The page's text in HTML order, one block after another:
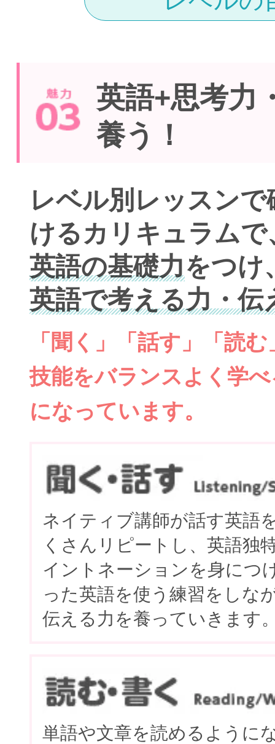
英語+思考力
養う！
レベル別レッスン
けるカリキュラムで
英語の基礎力をつけ
英語で考える力・伝
「聞く」「話す」「読
技能をバランスよく学
になっています。
ネイティブ講師が話す英語
くさんリピートし、英語独
イントネーションを身につ
った英語を使う練習をしな
伝える力を養っていきます
単語や文章を読めるように